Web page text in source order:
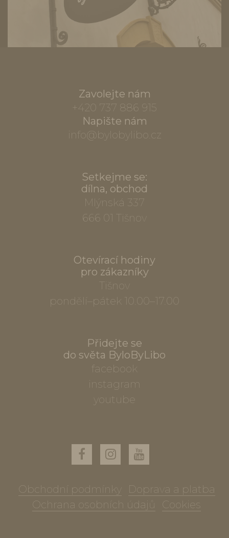
Zavolejte nám
+420 737 886 915
Napište nám
info@bylobylibo.cz
Setkejme se:
dílna, obchod
Mlýnská 337
666 01 Tišnov
Otevírací hodiny
pro zákazníky
Tišnov
pondělí–pátek 10.00–17.00
Přidejte se
do světa ByloByLibo
facebook
instagram
youtube
Obchodní podmínky
Doprava a platba
Ochrana osobních údajů
Cookies